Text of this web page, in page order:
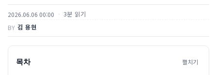
2026.06.06 00:00 3분 읽기
BY 김 용현
목차 펼치기